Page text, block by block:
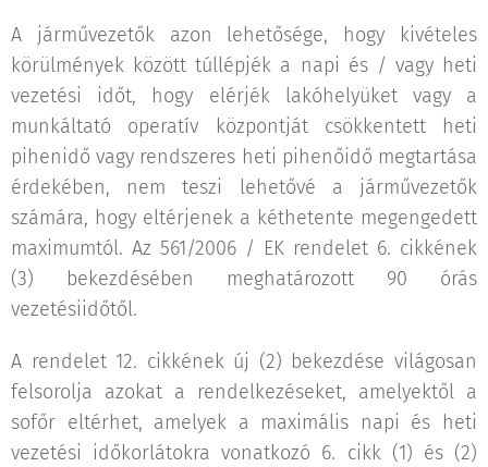
A járművezetők azon lehetősége, hogy kivételes
körülmények között túllépjék a napi és / vagy heti
vezetési időt, hogy elérjék lakóhelyüket vagy a
munkáltató operatív központját csökkentett heti
pihenidő vagy rendszeres heti pihenőidő megtartása
érdekében, nem teszi lehetővé a járművezetők
számára, hogy eltérjenek a kéthetente megengedett
maximumtól. Az 561/2006 / EK rendelet 6. cikkének
(3) bekezdésében meghatározott 90 órás
vezetésiidőtől.
A rendelet 12. cikkének új (2) bekezdése világosan
felsorolja azokat a rendelkezéseket, amelyektől a
sofőr eltérhet, amelyek a maximális napi és heti
vezetési időkorlátokra vonatkozó 6. cikk (1) és (2)